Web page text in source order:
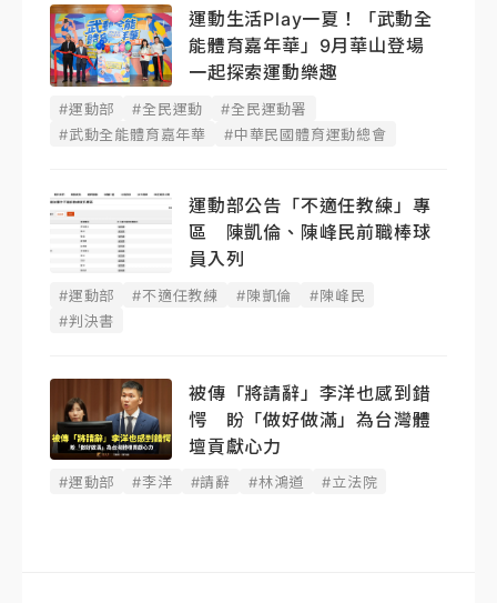
運動生活Play一夏！「武動全
能體育嘉年華」9月華山登場
一起探索運動樂趣
#運動部 #全民運動
#全民運動署
#武動全能體育嘉年華
#中華民國體育運動總會
運動部公告「不適任教練」專
區 陳凱倫、陳峰民前職棒球
員入列
#運動部 #不適任教練 #陳凱倫
#陳峰民
#判決書
被傳「將請辭」李洋也感到錯
愕 盼「做好做滿」為台灣體
壇貢獻心力
#運動部 #李洋 #請辭 #林鴻道 #立法院